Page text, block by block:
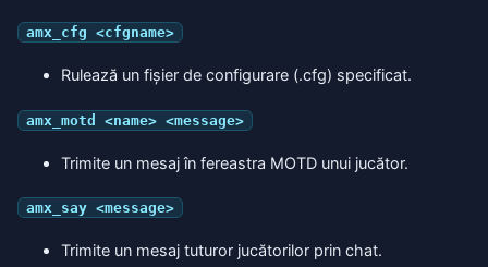
amx_cfg <cfgname>
Rulează un fișier de configurare (.cfg) specificat.
amx_motd <name> <message>
Trimite un mesaj în fereastra MOTD unui jucător.
amx_say <message>
Trimite un mesaj tuturor jucătorilor prin chat.